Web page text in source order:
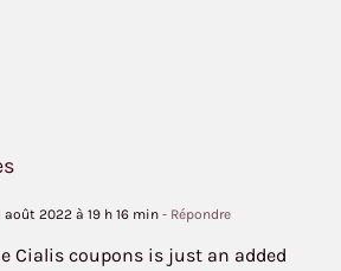
août 2022 à 19 h 16 min - Répondre
Cialis coupons is just an added